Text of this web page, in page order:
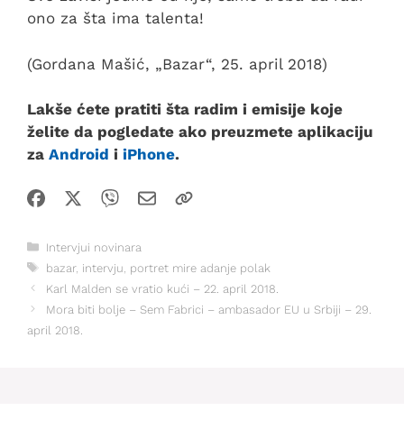
ono za šta ima talenta!
(Gordana Mašić, „Bazar“, 25. april 2018)
Lakše ćete pratiti šta radim i emisije koje
želite da pogledate ako preuzmete aplikaciju
za Android i iPhone.
Kategorije
Intervjui novinara
Oznake
bazar, intervju portret mire adanje polak
Karl Malden se vratio kući – 22. april 2018.
Mora biti bolje – Sem Fabrici – ambasador EU u Srbiji – 29.
april 2018.